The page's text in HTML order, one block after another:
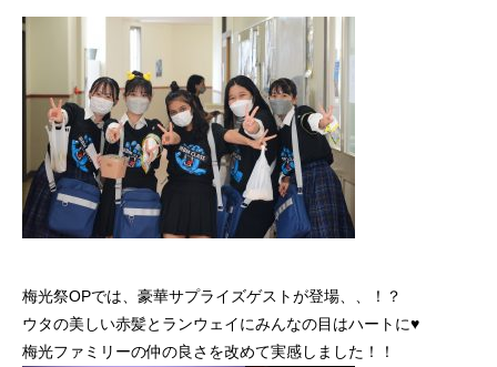
梅光祭OPでは、豪華サプライズゲストが登場、、！？
ウタの美しい赤髪とランウェイにみんなの目はハートに♥️
梅光ファミリーの仲の良さを改めて実感しました！！